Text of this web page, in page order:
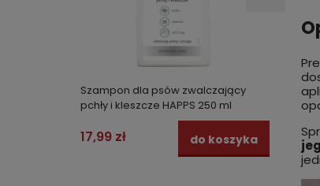
Szampon dla psów zwalczający
pchły i kleszcze HAPPS 250 ml
17,99 zł do koszyka